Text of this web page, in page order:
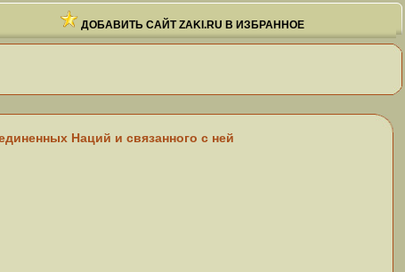
ДОБАВИТЬ САЙТ ZAKI.RU В ИЗБРАННОЕ
Наций и связанного с ней